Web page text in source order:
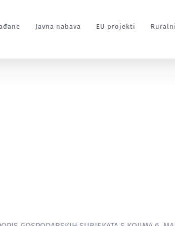
Javna nabava EU projekti